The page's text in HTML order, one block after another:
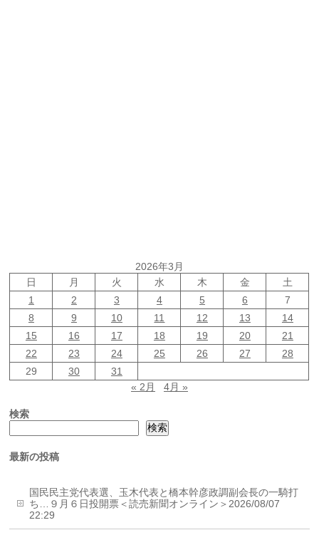
2026年3月
日
月 火 水 木 金
土
1
2 3 4 5 6
7
8
9 10 11 12 13
14
15
16 17 18 19 20
21
22
23 24 25 26 27
28
29
30
31
« 2月
4月 »
検索
検索
最新の投稿
国民民主党代表選、玉木代表と橋本幹彦政調副会長の一騎打
ち…９月６日投開票＜読売新聞オンライン＞2026/08/07
22:29